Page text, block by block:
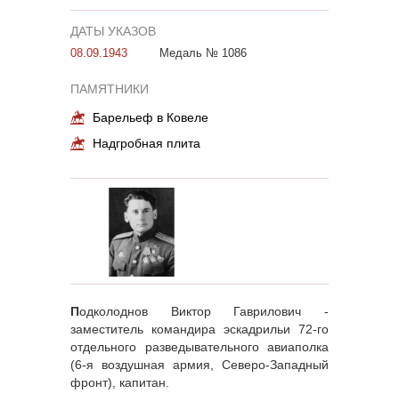
ДАТЫ УКАЗОВ
08.09.1943 Медаль № 1086
ПАМЯТНИКИ
Барельеф в Ковеле
Надгробная плита
Подколоднов Виктор Гаврилович -
заместитель командира эскадрильи 72-го
отдельного разведывательного авиаполка
(6-я воздушная армия, Северо-Западный
фронт), капитан.